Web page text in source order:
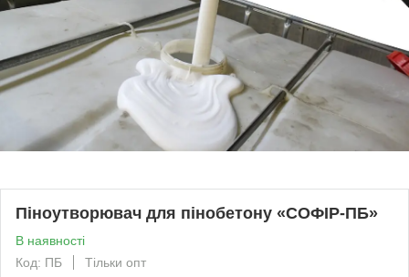
Піноутворювач для пінобетону «СОФІР-ПБ»
В наявності
Код: ПБ
Тільки опт